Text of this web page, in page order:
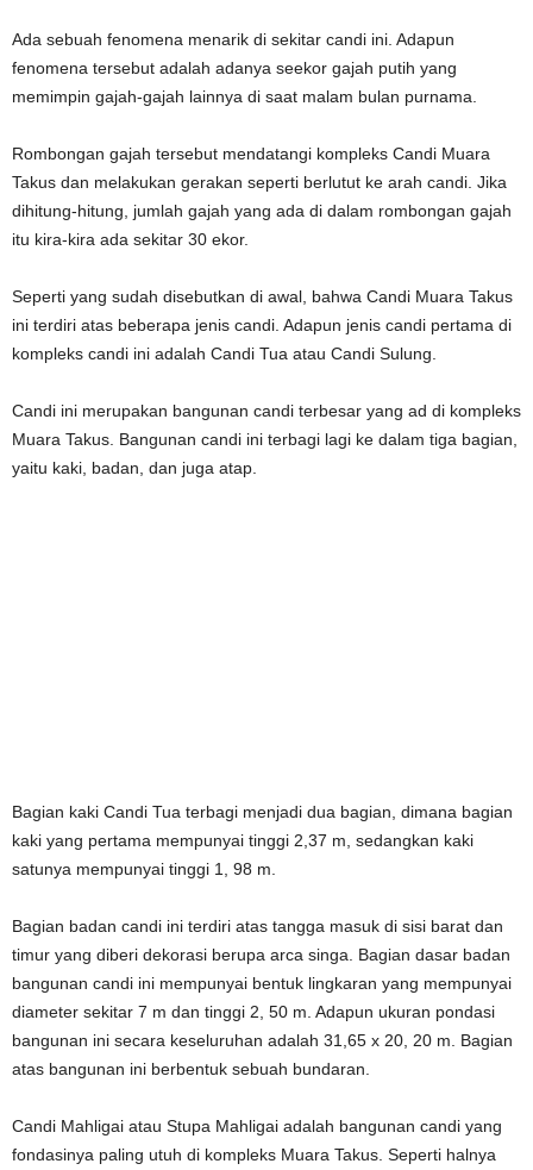
Ada sebuah fenomena menarik di sekitar candi ini. Adapun
fenomena tersebut adalah adanya seekor gajah putih yang
memimpin gajah-gajah lainnya di saat malam bulan purnama.
Rombongan gajah tersebut mendatangi kompleks Candi Muara
Takus dan melakukan gerakan seperti berlutut ke arah candi. Jika
dihitung-hitung, jumlah gajah yang ada di dalam rombongan gajah
itu kira-kira ada sekitar 30 ekor.
Seperti yang sudah disebutkan di awal, bahwa Candi Muara Takus
ini terdiri atas beberapa jenis candi. Adapun jenis candi pertama di
kompleks candi ini adalah Candi Tua atau Candi Sulung.
Candi ini merupakan bangunan candi terbesar yang ad di kompleks
Muara Takus. Bangunan candi ini terbagi lagi ke dalam tiga bagian,
yaitu kaki, badan, dan juga atap.
Bagian kaki Candi Tua terbagi menjadi dua bagian, dimana bagian
kaki yang pertama mempunyai tinggi 2,37 m, sedangkan kaki
satunya mempunyai tinggi 1, 98 m.
Bagian badan candi ini terdiri atas tangga masuk di sisi barat dan
timur yang diberi dekorasi berupa arca singa. Bagian dasar badan
bangunan candi ini mempunyai bentuk lingkaran yang mempunyai
diameter sekitar 7 m dan tinggi 2, 50 m. Adapun ukuran pondasi
bangunan ini secara keseluruhan adalah 31,65 x 20, 20 m. Bagian
atas bangunan ini berbentuk sebuah bundaran.
Candi Mahligai atau Stupa Mahligai adalah bangunan candi yang
fondasinya paling utuh di kompleks Muara Takus. Seperti halnya